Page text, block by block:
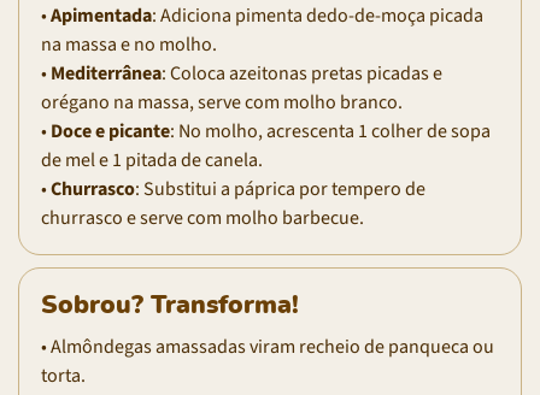
•Apimentada: Adiciona pimenta dedo-de-moça picada
na massa e no molho.
•Mediterrânea: Coloca azeitonas pretas picadas e
orégano na massa, serve com molho branco.
•Doce e picante: No molho, acrescenta 1 colher de sopa
de mel e 1 pitada de canela.
•Churrasco: Substitui a páprica por tempero de
churrasco e serve com molho barbecue.
Sobrou? Transforma!
• Almôndegas amassadas viram recheio de panqueca ou
torta.